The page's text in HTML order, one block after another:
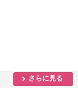
さらに見る